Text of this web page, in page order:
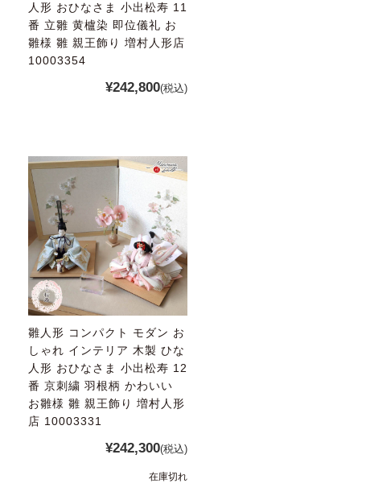
人形 おひなさま 小出松寿 11
番 立雛 黄櫨染 即位儀礼 お
雛様 雛 親王飾り 増村人形店
10003354
¥242,800(税込)
雛人形 コンパクト モダン お
しゃれ インテリア 木製 ひな
人形 おひなさま 小出松寿 12
番 京刺繍 羽根柄 かわいい
お雛様 雛 親王飾り 増村人形
店 10003331
¥242,300(税込)
在庫切れ